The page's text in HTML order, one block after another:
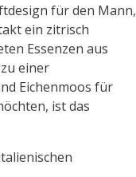
für den Mann,
ein zitrisch
Essenzen aus
einer
Eichenmoos für
ist das